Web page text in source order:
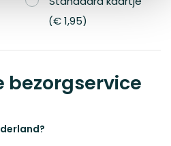
€ 1,95
bezorgservice